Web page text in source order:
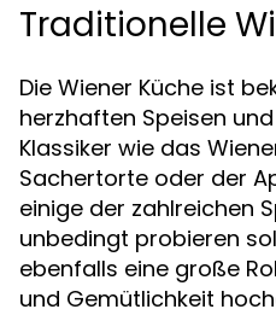
Traditionelle
Die Wiener Küche ist
herzhaften Speisen
Klassiker wie das
Sachertorte oder der
einige der zahlreichen
unbedingt probieren
ebenfalls eine große
und Gemütlichkeit